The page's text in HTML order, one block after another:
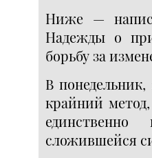
Ниже —
Надежды о
борьбу за
В
крайний
сложившейся